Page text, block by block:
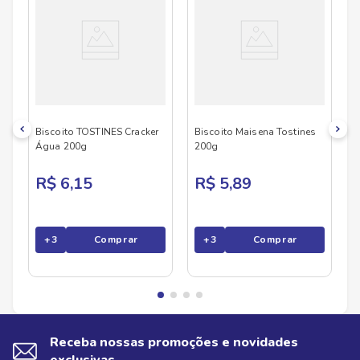
Biscoito TOSTINES Cracker
Água 200g
R$ 6,15
+3 Comprar
Biscoito Maisena Tostines
200g
R$ 5,89
+3 Comprar
Receba nossas promoções e novidades